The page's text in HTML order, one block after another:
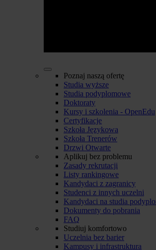
Poznaj naszą ofertę
Studia wyższe
Studia podyplomowe
Doktoraty
Kursy i szkolenia - OpenEdu
Certyfikacje
Szkoła Językowa
Szkoła Trenerów
Drzwi Otwarte
Aplikuj bez problemu
Zasady rekrutacji
Listy rankingowe
Kandydaci z zagranicy
Studenci z innych uczelni
Kandydaci na studia
Dokumenty do pobrania
FAQ
Studiuj komfortowo
Uczelnia bez barier
Kampusy i infrastruktura